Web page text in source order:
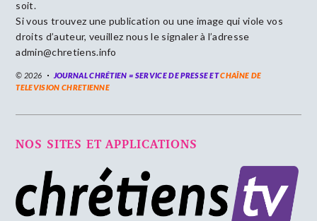
soit.
Si vous trouvez une publication ou une image qui viole vos
droits d’auteur, veuillez nous le signaler à l’adresse
admin@chretiens.info
© 2026 JOURNAL CHRÉTIEN = SERVICE DE PRESSE ETCHAÎNE DE
TELEVISION CHRETIENNE
NOS SITES ET APPLICATIONS